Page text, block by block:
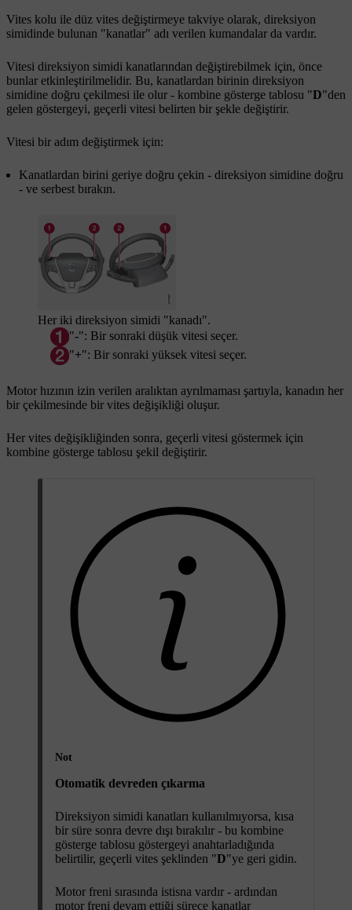
Vites kolu ile düz vites değiştirmeye takviye olarak, direksiyon
simidinde bulunan "kanatlar" adı verilen kumandalar da vardır.
Vitesi direksiyon simidi kanatlarından değiştirebilmek için, önce
bunlar etkinleştirilmelidir. Bu, kanatlardan birinin direksiyon
simidine doğru çekilmesi ile olur - kombine gösterge tablosu "D"den
gelen göstergeyi, geçerli vitesi belirten bir şekle değiştirir.
Vitesi bir adım değiştirmek için:
Kanatlardan birini geriye doğru çekin - direksiyon simidine doğru
- ve serbest bırakın.
Her iki direksiyon simidi "kanadı".
"-": Bir sonraki düşük vitesi seçer.
"+": Bir sonraki yüksek vitesi seçer.
Motor hızının izin verilen aralıktan ayrılmaması şartıyla, kanadın her
bir çekilmesinde bir vites değişikliği oluşur.
Her vites değişikliğinden sonra, geçerli vitesi göstermek için
kombine gösterge tablosu şekil değiştirir.
Not
Otomatik devreden çıkarma
Direksiyon simidi kanatları kullanılmıyorsa, kısa
bir süre sonra devre dışı bırakılır - bu kombine
gösterge tablosu göstergeyi anahtarladığında
belirtilir, geçerli vites şeklinden "D"ye geri gidin.
Motor freni sırasında istisna vardır - ardından
motor freni devam ettiği sürece kanatlar